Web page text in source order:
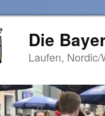
Die
Laufen,